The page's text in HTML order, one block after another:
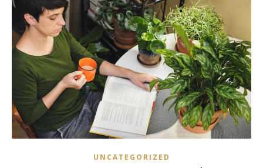
UNCATEGORIZED